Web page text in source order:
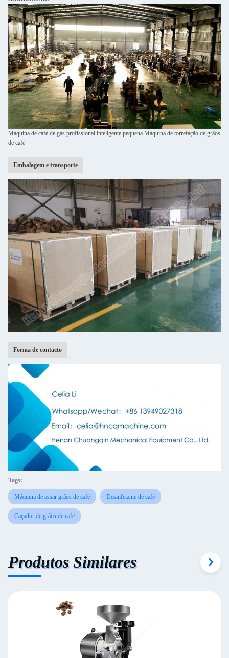
Máquina de café de gás profissional inteligente pequena Máquina de torrefação de grãos
de café
Embalagem e transporte
Forma de contacto
Tags:
Máquina de assar grãos de café Desinfetante de café
Caçador de grãos de café
Produtos Similares